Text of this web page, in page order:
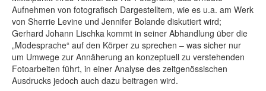
Aufnehmen von fotografisch Dargestelltem, wie es u.a. am Werk
von Sherrie Levine und Jennifer Bolande diskutiert wird;
Gerhard Johann Lischka kommt in seiner Abhandlung über die
„Modesprache“ auf den Körper zu sprechen – was sicher nur
um Umwege zur Annäherung an konzeptuell zu verstehenden
Fotoarbeiten führt, in einer Analyse des zeitgenössischen
Ausdrucks jedoch auch dazu beitragen wird.